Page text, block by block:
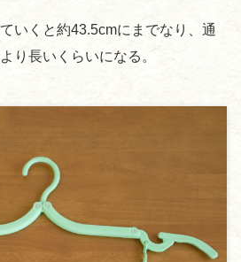
いくと約43.5cmにまでなり、通
り長いくらいになる。